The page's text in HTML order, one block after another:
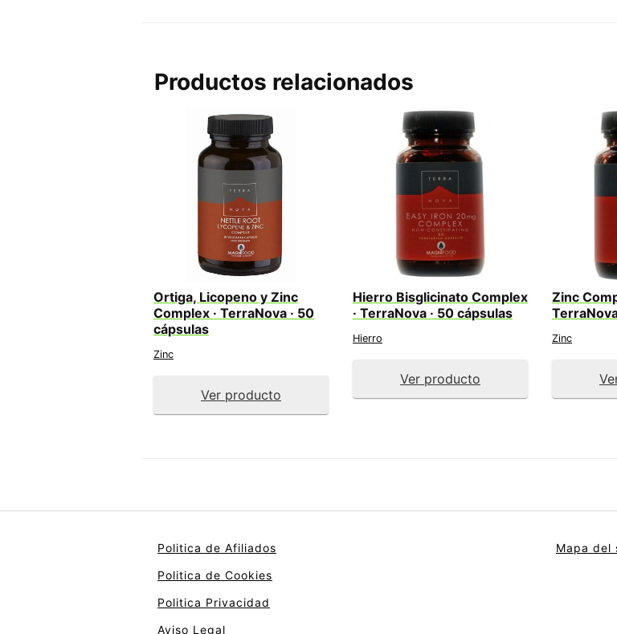
Productos relacionados
Ortiga, Licopeno y Zinc
Complex · TerraNova · 50
cápsulas
Zinc
Ver producto
Hierro Bisglicinato Complex
· TerraNova · 50 cápsulas
Hierro
Ver producto
Zinc
Zinc
Politica de Afiliados
Politica de Cookies
Politica Privacidad
Aviso Legal
Mapa del